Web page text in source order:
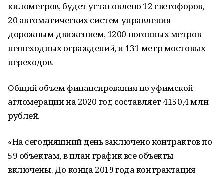
километров, будет установлено 12 светофоров,
20 автоматических систем управления
дорожным движением, 1200 погонных метров
пешеходных ограждений, и 131 метр мостовых
переходов.
Общий объем финансирования по уфимской
агломерации на 2020 год составляет 4150,4 млн
рублей.
«На сегодняшний день заключено контрактов по
59 объектам, в план график все объекты
включены. До конца 2019 года контрактация